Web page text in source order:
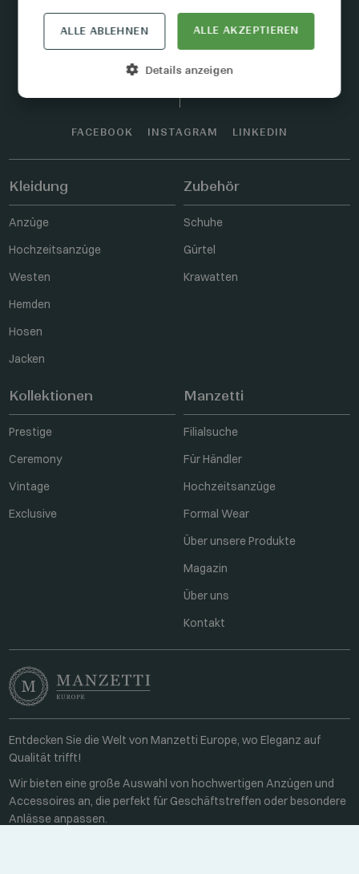
In Kontakt bleiben
FACEBOOK INSTAGRAM LINKEDIN
Kleidung
Anzüge
Hochzeitsanzüge
Westen
Hemden
Hosen
Jacken
Zubehör
Schuhe
Gürtel
Krawatten
Kollektionen
Prestige
Ceremony
Vintage
Exclusive
Manzetti
Filialsuche
Für Händler
Hochzeitsanzüge
Formal Wear
Über unsere Produkte
Magazin
Über uns
Kontakt
Entdecken Sie die Welt von Manzetti Europe, wo Eleganz auf
Qualität trifft!
Wir bieten eine große Auswahl von hochwertigen Anzügen und
Accessoires an, die perfekt für Geschäftstreffen oder besondere
Anlässe anpassen.
ALLE AKZEPTIEREN
ALLE ABLEHNEN
Details anzeigen